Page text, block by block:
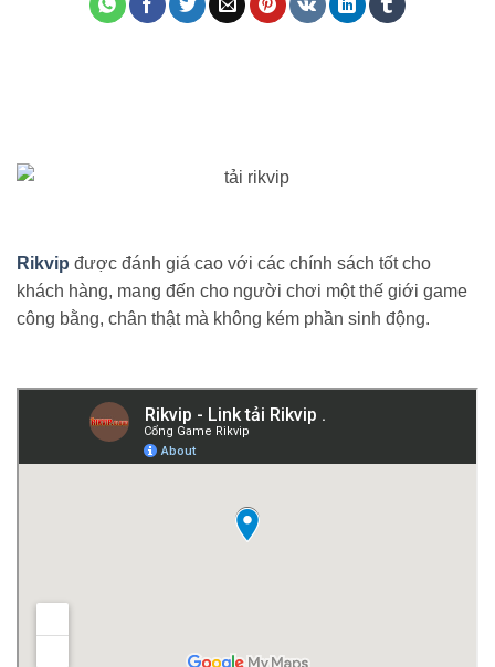
Rikvip được đánh giá cao với các chính sách tốt cho
khách hàng, mang đến cho người chơi một thế giới game
công bằng, chân thật mà không kém phần sinh động.